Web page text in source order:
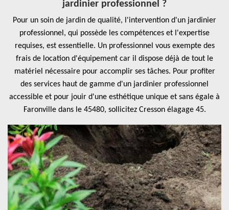
jardinier professionnel ?
Pour un soin de jardin de qualité, l'intervention d'un jardinier
professionnel, qui possède les compétences et l'expertise
requises, est essentielle. Un professionnel vous exempte des
frais de location d'équipement car il dispose déjà de tout le
matériel nécessaire pour accomplir ses tâches. Pour profiter
des services haut de gamme d'un jardinier professionnel
accessible et pour jouir d'une esthétique unique et sans égale à
Faronville dans le 45480, sollicitez Cresson élagage 45.